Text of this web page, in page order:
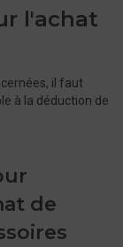
l'achat
il faut
à la déduction de
de